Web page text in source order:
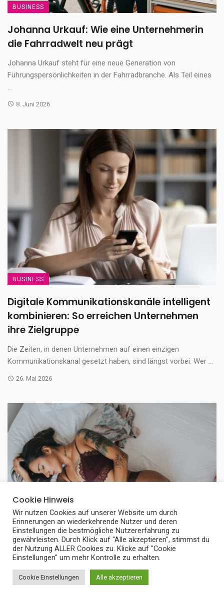
BUSINESS
Johanna Urkauf: Wie eine Unternehmerin
die Fahrradwelt neu prägt
Johanna Urkauf steht für eine neue Generation von
Führungspersönlichkeiten in der Fahrradbranche. Als Teil eines
8. Juni 2026
BUSINESS
Digitale Kommunikationskanäle intelligent
kombinieren: So erreichen Unternehmen
ihre Zielgruppe
Die Zeiten, in denen Unternehmen auf einen einzigen
Kommunikationskanal gesetzt haben, sind längst vorbei. Wer ...
26. Mai 2026
MARKETING
desilicious.life nude: Ein Blick hinter die
Cookie Hinweis
Wir nutzen Cookies auf unserer Website um durch
Erinnerungen an wiederkehrende Nutzer und deren
Einstellungen die bestmögliche Nutzererfahrung zu
gewährleisten. Durch Klick auf "Alle akzeptieren", stimmst du
der Nutzung ALLER Cookies zu. Klicke auf "Cookie
Einstellungen" um mehr Kontrolle zu erhalten.
Cookie Einstellungen Alle akzeptieren